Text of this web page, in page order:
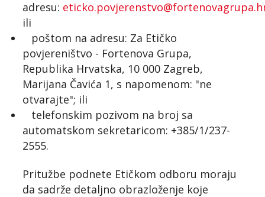
adresu:
ili
poštom na adresu: Za Etičko
povjereništvo - Fortenova Grupa,
Republika Hrvatska, 10 000 Zagreb,
Marijana Čavića 1, s napomenom: "ne
otvarajte"; ili
telefonskim pozivom na broj sa
automatskom sekretaricom: +385/1/237-
2555.
Pritužbe podnete Etičkom odboru moraju
da sadrže detaljno obrazloženje koje